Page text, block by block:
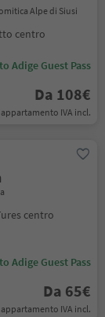
Alpe di Siusi
centro
Adige Guest Pass
Da 108€
IVA incl.
centro
Adige Guest Pass
Da 65€
IVA incl.